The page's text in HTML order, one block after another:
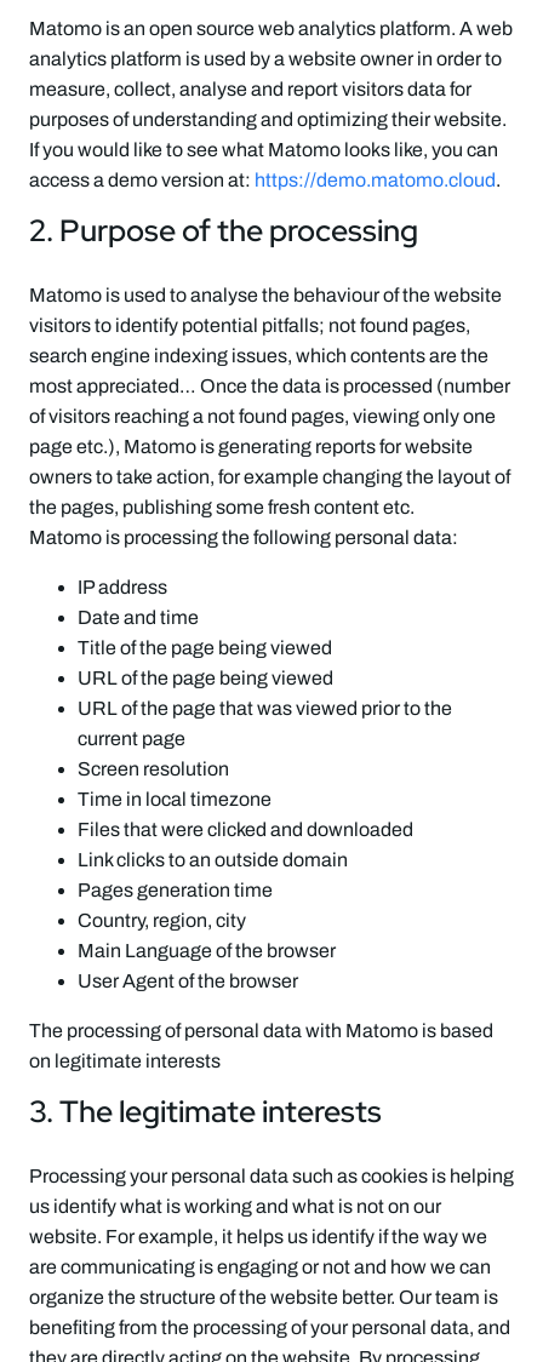
Matomo is an open source web analytics platform. A web
analytics platform is used by a website owner in order to
measure, collect, analyse and report visitors data for
purposes of understanding and optimizing their website.
If you would like to see what Matomo looks like, you can
access a demo version at: https://demo.matomo.cloud.
2. Purpose of the processing
Matomo is used to analyse the behaviour of the website
visitors to identify potential pitfalls; not found pages,
search engine indexing issues, which contents are the
most appreciated… Once the data is processed (number
of visitors reaching a not found pages, viewing only one
page etc.), Matomo is generating reports for website
owners to take action, for example changing the layout of
the pages, publishing some fresh content etc.
Matomo is processing the following personal data:
IP address
Date and time
Title of the page being viewed
URL of the page being viewed
URL of the page that was viewed prior to the
current page
Screen resolution
Time in local timezone
Files that were clicked and downloaded
Link clicks to an outside domain
Pages generation time
Country, region, city
Main Language of the browser
User Agent of the browser
The processing of personal data with Matomo is based
on legitimate interests
3. The legitimate interests
Processing your personal data such as cookies is helping
us identify what is working and what is not on our
website. For example, it helps us identify if the way we
are communicating is engaging or not and how we can
organize the structure of the website better. Our team is
benefiting from the processing of your personal data, and